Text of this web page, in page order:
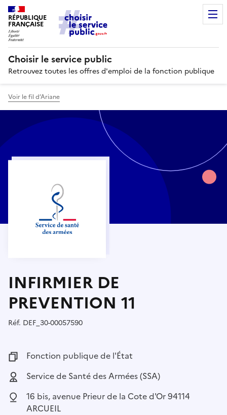
RÉPUBLIQUE
FRANÇAISE
Choisir le service public
Retrouvez toutes les offres d'emploi de la fonction publique
Voir le fil d’Ariane
INFIRMIER DE
PREVENTION 11
Réf. Référence :
DEF_30-00057590
Fonction publique :
Fonction publique de l'État
Employeur :
Service de Santé des Armées (SSA)
Localisation :
16 bis, avenue Prieur de la Cote d'Or 94114
ARCUEIL